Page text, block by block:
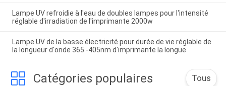
Lampe UV refroidie à l'eau de doubles lampes pour l'intensité
réglable d'irradiation de l'imprimante 2000w
Lampe UV de la basse électricité pour durée de vie réglable de
la longueur d'onde 365 -405nm d'imprimante la longue
Catégories populaires Tous